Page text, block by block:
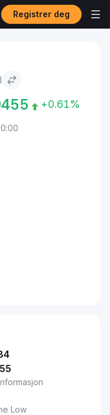
Registrer deg
to Gruzinsk lari
+0.61%
Low